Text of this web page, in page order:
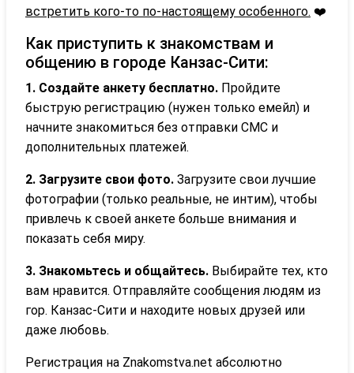
встретить кого-то по-настоящему особенного. ❤️
Как приступить к знакомствам и
общению в городе Канзас-Сити:
1. Создайте анкету бесплатно. Пройдите
быструю регистрацию (нужен только емейл) и
начните знакомиться без отправки СМС и
дополнительных платежей.
2. Загрузите свои фото. Загрузите свои лучшие
фотографии (только реальные, не интим), чтобы
привлечь к своей анкете больше внимания и
показать себя миру.
3. Знакомьтесь и общайтесь. Выбирайте тех, кто
вам нравится. Отправляйте сообщения людям из
гор. Канзас-Сити и находите новых друзей или
даже любовь.
Регистрация на Znakomstva.net абсолютно